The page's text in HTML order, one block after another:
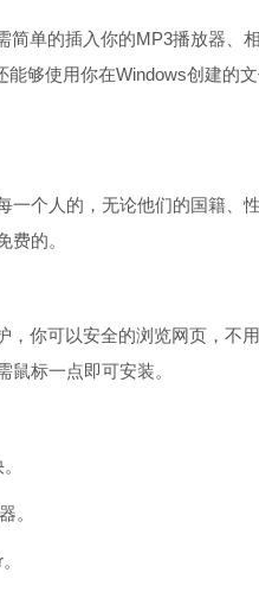
简单的插入你的MP3播放器、
能够使用你在Windows创建
一个人的，无论他们的国籍、
费的。
，你可以安全的浏览网页，不
鼠标一点即可安装。
。